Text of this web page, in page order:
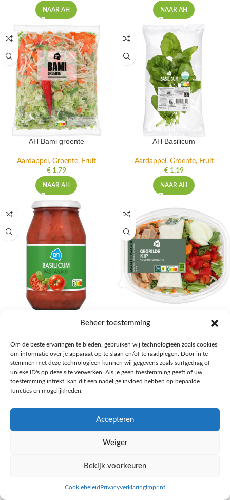
Beheer toestemming
Om de beste ervaringen te bieden, gebruiken wij technologieën zoals cookies
om informatie over je apparaat op te slaan en/of te raadplegen. Door in te
stemmen met deze technologieën kunnen wij gegevens zoals surfgedrag of
unieke ID's op deze site verwerken. Als je geen toestemming geeft of uw
toestemming intrekt, kan dit een nadelige invloed hebben op bepaalde
functies en mogelijkheden.
Accepteren
Weiger
Bekijk voorkeuren
Cookiebeleid PrivacyverklaringImprint
NAAR AH NAAR AH
AH Bami groente
Aardappel, Groente, Fruit
€1,79
NAAR AH
AH Basilicum
Aardappel, Groente, Fruit
€1,19
NAAR AH
€1,59
NAAR AH
Salades,Pizza, Maaltijden
€3,39
NAAR AH